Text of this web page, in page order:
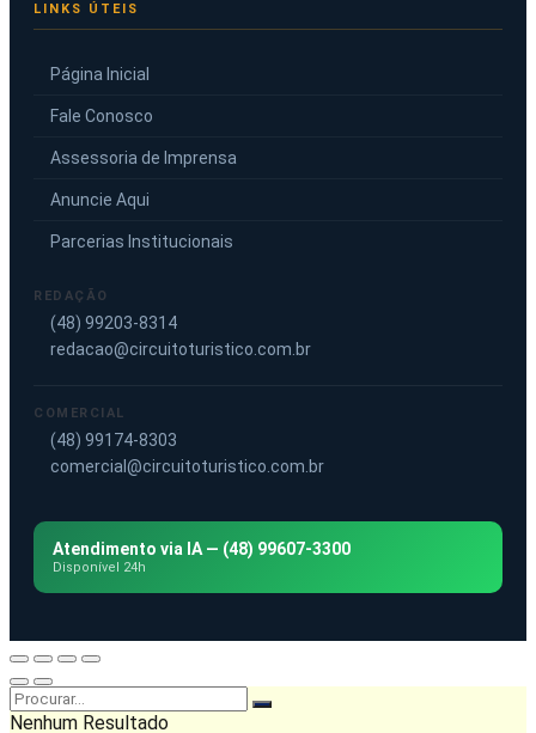
LINKS ÚTEIS
Página Inicial
Fale Conosco
Assessoria de Imprensa
Anuncie Aqui
Parcerias Institucionais
REDAÇÃO
(48) 99203-8314
redacao@circuitoturistico.com.br
COMERCIAL
(48) 99174-8303
comercial@circuitoturistico.com.br
Atendimento via IA — (48) 99607-3300
Disponível 24h
Nenhum Resultado